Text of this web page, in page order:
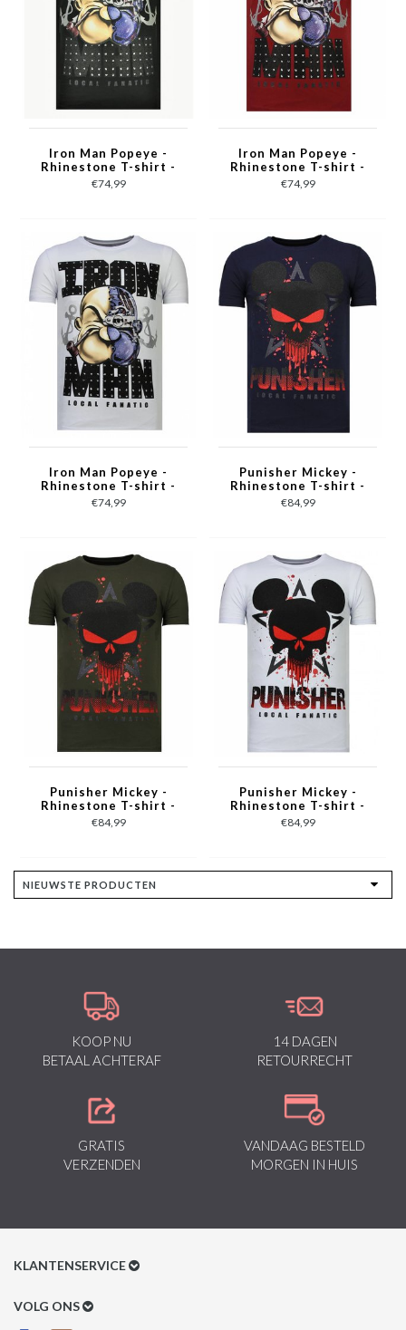
Iron Man Popeye -
Rhinestone T-shirt -
Zwart
€74,99
Iron Man Popeye -
Rhinestone T-shirt -
Bordeaux
€74,99
Iron Man Popeye -
Rhinestone T-shirt -
Wit
€74,99
Punisher Mickey -
Rhinestone T-shirt -
Navy
€84,99
Punisher Mickey -
Rhinestone T-shirt -
Khaki
€84,99
Punisher Mickey -
Rhinestone T-shirt -
Wit
€84,99
KOOP NU
BETAAL ACHTERAF
14 DAGEN
RETOURRECHT
GRATIS
VERZENDEN
VANDAAG BESTELD
MORGEN IN HUIS
KLANTENSERVICE
Klantenservice
VOLG ONS